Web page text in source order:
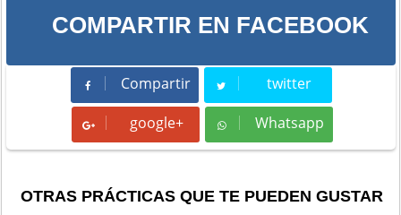
COMPARTIR EN FACEBOOK
Compartir
Compartir twitter
Tweet
google+ Whatsapp
Whatsapp
OTRAS PRÁCTICAS QUE TE PUEDEN GUSTAR